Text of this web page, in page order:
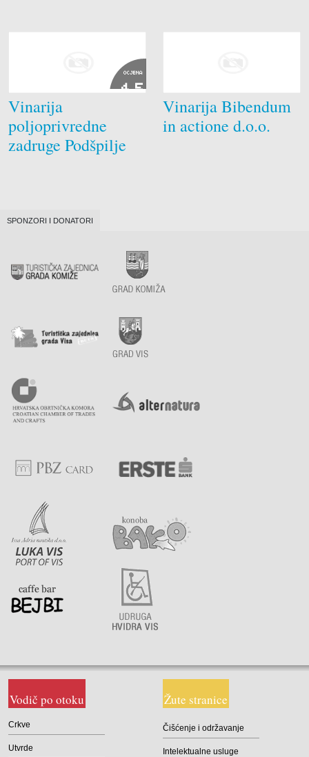
OCJENA
4.5
Vinarija
poljoprivredne
zadruge Podšpilje
Vinarija Bibendum
in actione d.o.o.
SPONZORI I DONATORI
Vodič po otoku
Crkve
Utvrde
Žute stranice
Čišćenje i održavanje
Intelektualne usluge